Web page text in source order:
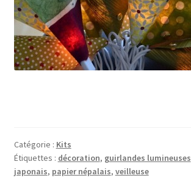
Catégorie : Kits
Étiquettes : décoration, guirlandes lumineuses
japonais, papier népalais, veilleuse